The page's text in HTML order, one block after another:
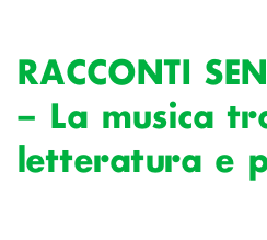
RACCONTI
– La musica
letteratura e